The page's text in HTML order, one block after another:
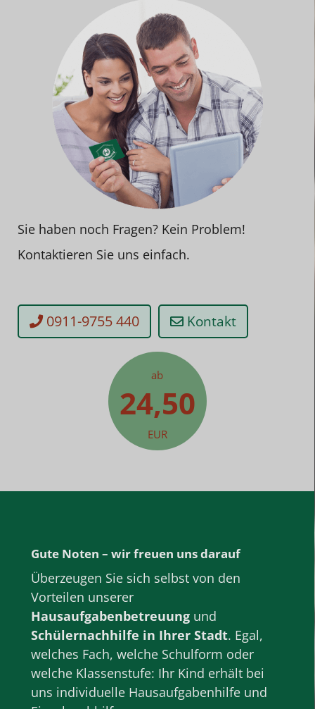
Sie haben noch Fragen? Kein Problem!
Kontaktieren Sie uns einfach.
0911-9755 440 Kontakt
ab
24,50
EUR
Gute Noten – wir freuen uns darauf
Überzeugen Sie sich selbst von den
Vorteilen unserer
Hausaufgabenbetreuung und
Schülernachhilfe in Ihrer Stadt. Egal,
welches Fach, welche Schulform oder
welche Klassenstufe: Ihr Kind erhält bei
uns individuelle Hausaufgabenhilfe und